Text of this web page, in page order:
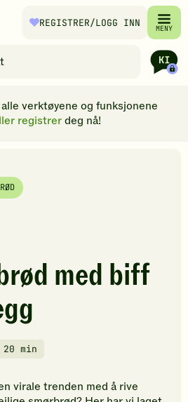
REGISTRER/LOGG INN MENY
verktøyene og funksjonene
registrerdeg nå!
med biff
20 min
virale trenden med å rive